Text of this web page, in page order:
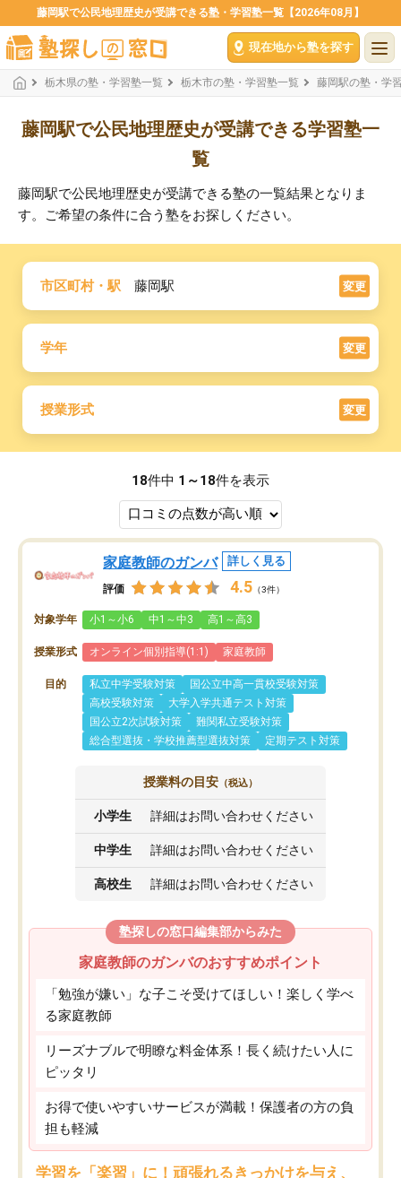
藤岡駅で公民地理歴史が受講できる塾・学習塾一覧【2026年08月】
現在地から塾を探す
栃木県の塾・学習塾一覧 栃木市の塾・学習塾一覧 藤岡駅の塾・学
藤岡駅で公民地理歴史が受講できる学習塾一
覧
藤岡駅で公民地理歴史が受講できる塾の一覧結果となりま
す。ご希望の条件に合う塾をお探しください。
市区町村・駅 藤岡駅 変更
学年 変更
授業形式 変更
18件中 1～18件を表示
家庭教師のガンバ 詳しく見る
評価 4.5 （3件）
対象学年 小1～小6 中1～中3 高1～高3
授業形式 オンライン個別指導(1:1) 家庭教師
目的 私立中学受験対策
国公立中高一貫校受験対策
高校受験対策
大学入学共通テスト対策
国公立2次試験対策
難関私立受験対策
総合型選抜・学校推薦型選抜対策
定期テスト対策
授業料の目安 （税込）
小学生 詳細はお問い合わせください
中学生 詳細はお問い合わせください
高校生 詳細はお問い合わせください
塾探しの窓口編集部からみた
家庭教師のガンバのおすすめポイント
「勉強が嫌い」な子こそ受けてほしい！楽しく学べ
る家庭教師
リーズナブルで明瞭な料金体系！長く続けたい人に
ピッタリ
お得で使いやすいサービスが満載！保護者の方の負
担も軽減
学習を「楽習」に！頑張れるきっかけを与え、